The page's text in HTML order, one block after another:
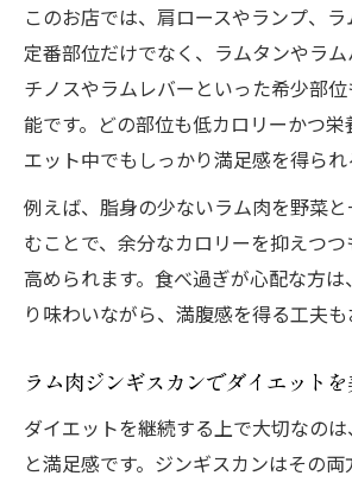
このお店では、肩ロースやランプ、
定番部位だけでなく、ラムタンやラ
チノスやラムレバーといった希少部
能です。どの部位も低カロリーかつ
エット中でもしっかり満足感を得られ
例えば、脂身の少ないラム肉を野菜
むことで、余分なカロリーを抑えつ
高められます。食べ過ぎが心配な方は
り味わいながら、満腹感を得る工夫も
ラム肉ジンギスカンでダイエット
ダイエットを継続する上で大切なの
と満足感です。ジンギスカンはその